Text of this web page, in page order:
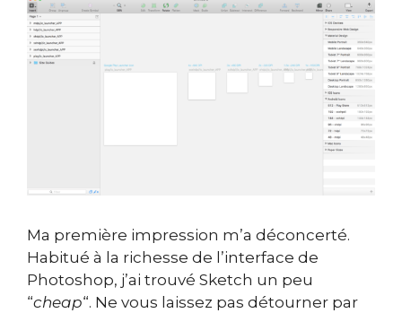
Ma première impression m’a déconcerté.
Habitué à la richesse de l’interface de
Photoshop, j’ai trouvé Sketch un peu
“cheap“. Ne vous laissez pas détourner par